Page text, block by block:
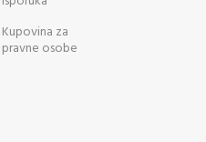
Kupovina za
pravne osobe